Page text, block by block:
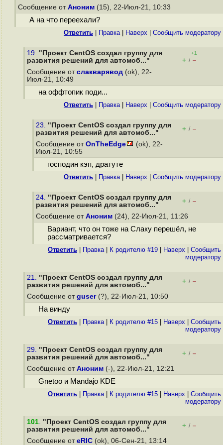
Сообщение от Аноним (15), 22-Июл-21, 10:33
А на что переехали?
Ответить Правка| Наверх Cообщить модератору
19. "Проект CentOS создал группу для
развития решений для автомоб..."
+1
+ / –
Сообщение от слакварявод (ok), 22-
Июл-21, 10:49
на оффтопик поди...
Ответить Правка| Наверх Cообщить модератору
23. "Проект CentOS создал группу для
развития решений для автомоб..."
+ / –
Сообщение от OnTheEdge
(ok), 22-
Июл-21, 10:55
господин кэп, дратуте
Ответить Правка| Наверх Cообщить модератору
24. "Проект CentOS создал группу для
развития решений для автомоб..."
+ / –
Сообщение от Аноним (24), 22-Июл-21, 11:26
Вариант, что он тоже на Слаку перешёл, не
рассматривается?
Ответить Правка| К родителю #19 Наверх
Cообщить
модератору
21. "Проект CentOS создал группу для
развития решений для автомоб..."
+ / –
Сообщение от guser(?), 22-Июл-21, 10:50
На винду
Ответить Правка| К родителю #15 Наверх
Cообщить
модератору
29. "Проект CentOS создал группу для
развития решений для автомоб..."
+ / –
Сообщение от Аноним (-), 22-Июл-21, 12:21
Gnetoo и Mandajo KDE
Ответить Правка| К родителю #15 Наверх
Cообщить
модератору
101. "Проект CentOS создал группу для
развития решений для автомоб..."
+ / –
Сообщение от eRIC (ok), 06-Сен-21, 13:14